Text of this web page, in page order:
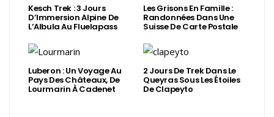
Kesch Trek : 3 Jours
D’Immersion Alpine De
L’Albula Au Fluelapass
Les Grisons En Famille :
Randonnées Dans Une
Suisse De Carte Postale
Luberon : Un Voyage Au
Pays Des Châteaux, De
Lourmarin À Cadenet
2 Jours De Trek Dans Le
Queyras Sous Les Étoiles
De Clapeyto